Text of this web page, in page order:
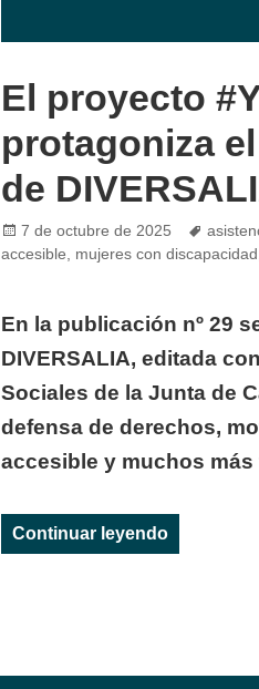
El proyecto
protagoniza
de
Posted
on
7 de octubre de 2025 Tags
accesible, mujeres con discapacidad
En la publicación nº 29
DIVERSALIA, editada
Sociales de la Junta de
defensa de derechos,
accesible y muchos más
Continuar leyendo«El